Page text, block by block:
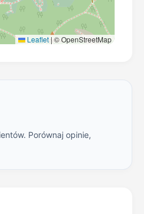
Leaflet|© OpenStreetMap
Porównaj opinie,